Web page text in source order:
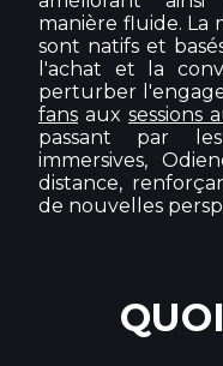
manière fluide. La
sont natifs et
l'achat et la
perturber
fans aux sessions
passant par
immersives,
distance,
de nouvelles